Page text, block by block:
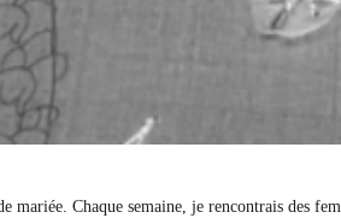
mariée. Chaque semaine, je rencontrais des